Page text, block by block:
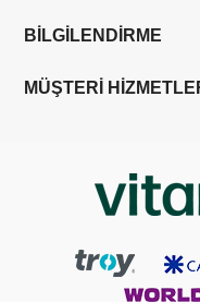
BİLGİLENDİRME
MÜŞTERİ